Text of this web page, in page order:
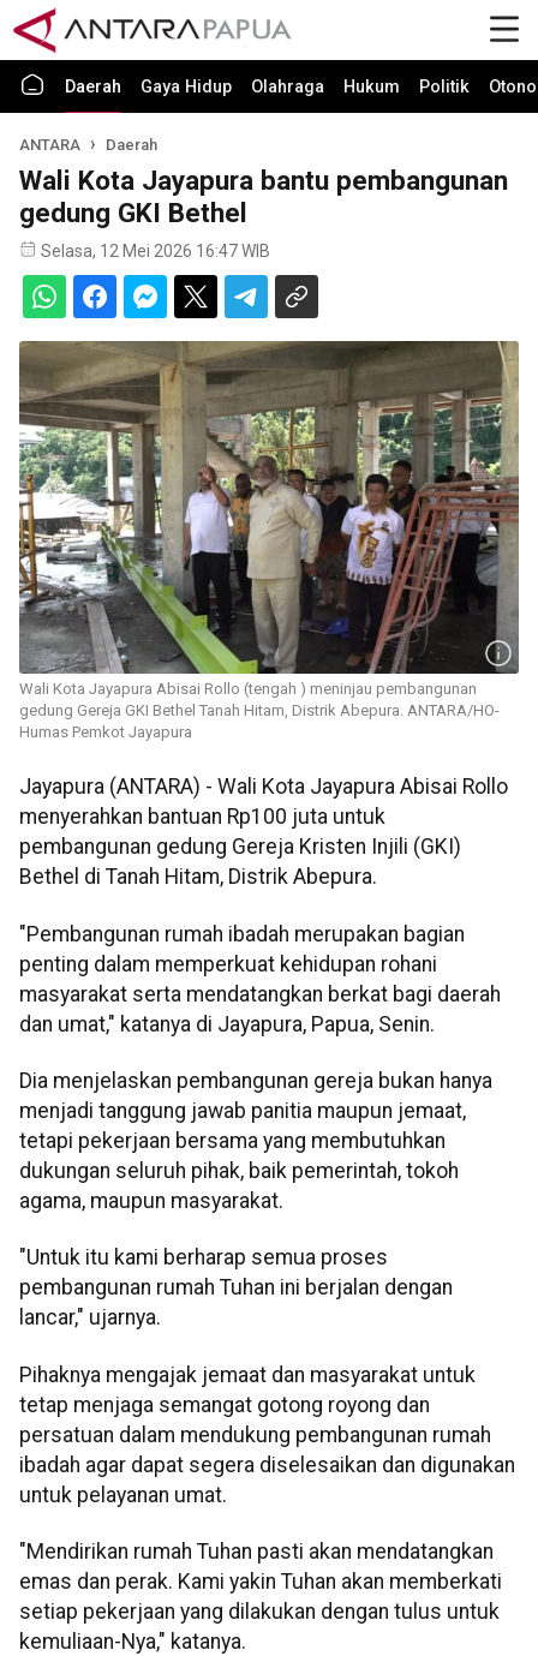
Daerah Gaya Hidup Olahraga Hukum Politik
ANTARA Daerah
Wali Kota Jayapura bantu pembangunan
gedung GKI Bethel
Selasa, 12 Mei 2026 16:47 WIB
Wali Kota Jayapura Abisai Rollo (tengah ) meninjau pembangunan
gedung Gereja GKI Bethel Tanah Hitam, Distrik Abepura. ANTARA/HO-
Humas Pemkot Jayapura
Jayapura (ANTARA) - Wali Kota Jayapura Abisai Rollo
menyerahkan bantuan Rp100 juta untuk
pembangunan gedung Gereja Kristen Injili (GKI)
Bethel di Tanah Hitam, Distrik Abepura.
"Pembangunan rumah ibadah merupakan bagian
penting dalam memperkuat kehidupan rohani
masyarakat serta mendatangkan berkat bagi daerah
dan umat," katanya di Jayapura, Papua, Senin.
Dia menjelaskan pembangunan gereja bukan hanya
menjadi tanggung jawab panitia maupun jemaat,
tetapi pekerjaan bersama yang membutuhkan
dukungan seluruh pihak, baik pemerintah, tokoh
agama, maupun masyarakat.
"Untuk itu kami berharap semua proses
pembangunan rumah Tuhan ini berjalan dengan
lancar," ujarnya.
Pihaknya mengajak jemaat dan masyarakat untuk
tetap menjaga semangat gotong royong dan
persatuan dalam mendukung pembangunan rumah
ibadah agar dapat segera diselesaikan dan digunakan
untuk pelayanan umat.
"Mendirikan rumah Tuhan pasti akan mendatangkan
emas dan perak. Kami yakin Tuhan akan memberkati
setiap pekerjaan yang dilakukan dengan tulus untuk
kemuliaan-Nya," katanya.